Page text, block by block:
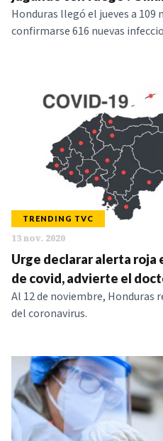
Honduras llegó el jueves a 109
confirmarse 616 nuevas
TRENDING TVC
13 nov. 2020
Urge declarar alerta roja
de covid, advierte el
Al 12 de noviembre, Honduras
del coronavirus.